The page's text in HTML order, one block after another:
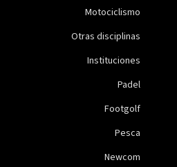
Motociclismo
Otras disciplinas
Instituciones
Padel
Footgolf
Pesca
Newcom